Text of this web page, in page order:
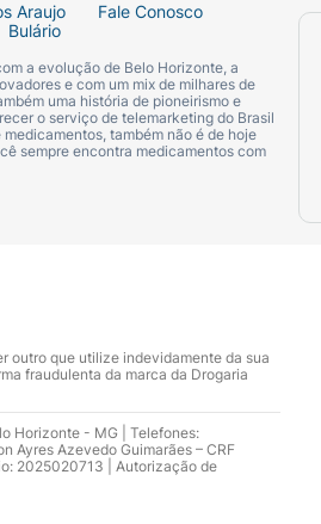
Araujo
Fale Conosco
Bulário
a evolução de Belo Horizonte, a
e com um mix de milhares de
uma história de pioneirismo e
o serviço de telemarketing do Brasil
também não é de hoje
sempre encontra medicamentos com
outro que utilize indevidamente da sua
fraudulenta da marca da Drogaria
Horizonte - MG | Telefones:
Ayres Azevedo Guimarães – CRF
2025020713 | Autorização de